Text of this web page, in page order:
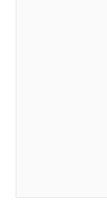
対
非含有